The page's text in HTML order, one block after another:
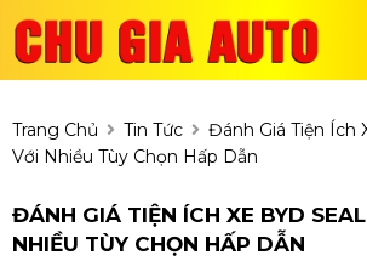
Trang Chủ Tin Tức
Đánh Giá Tiện Ích
Với Nhiều Tùy Chọn Hấp Dẫn
ĐÁNH GIÁ TIỆN ÍCH XE BYD
NHIỀU TÙY CHỌN HẤP DẪN